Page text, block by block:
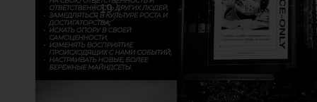
19 18